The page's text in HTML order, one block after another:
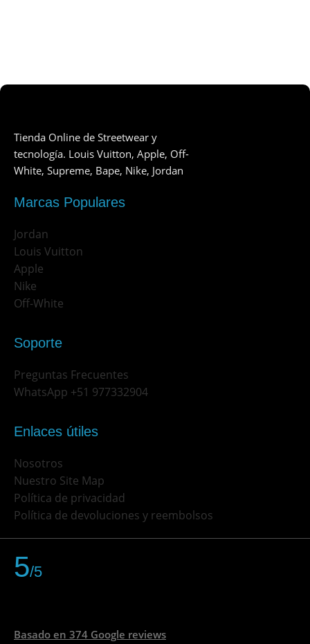
Tienda Online de Streetwear y
tecnología. Louis Vuitton, Apple, Off-
White, Supreme, Bape, Nike, Jordan
Marcas Populares
Jordan
Louis Vuitton
Apple
Nike
Off-White
Soporte
Preguntas Frecuentes
WhatsApp +51 977332904
Enlaces útiles
Nosotros
Nuestro Site Map
Política de privacidad
Política de devoluciones y reembolsos
5/5
Basado en 374 Google reviews